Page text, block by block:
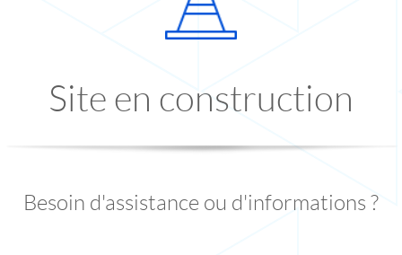
Site en construction
Besoin d'assistance ou d'informations ?